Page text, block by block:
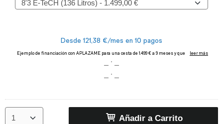
Añadir a Carrito